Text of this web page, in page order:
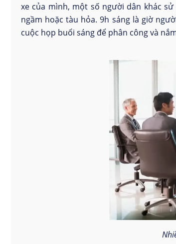
xe của mình, một số người dân khác
ngầm hoặc tàu hỏa. 9h sáng là giờ
cuộc họp buổi sáng để phân công và